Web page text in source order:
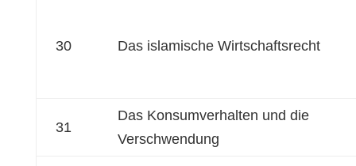
30 Das islamische Wirtschaftsrecht
31
Das Konsumverhalten und die
Verschwendung